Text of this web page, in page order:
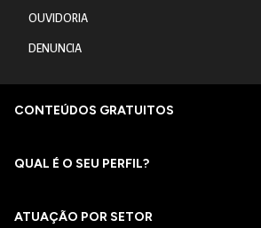
OUVIDORIA
DENUNCIA
CONTEÚDOS GRATUITOS
QUAL É O SEU PERFIL?
ATUAÇÃO POR SETOR